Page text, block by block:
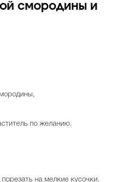
смородины и
по желанию.
на мелкие кусочки.